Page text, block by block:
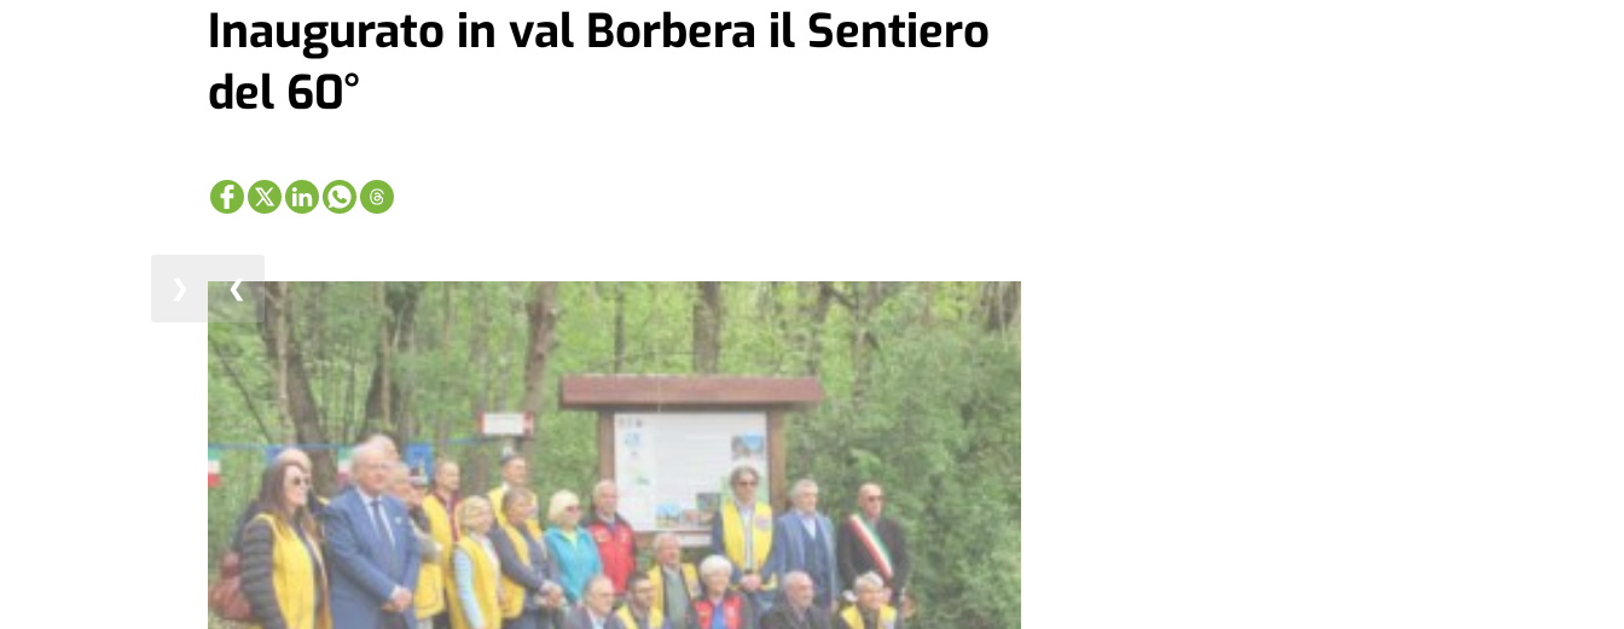
Inaugurato in val Borbera il Sentiero
del 60°
❮